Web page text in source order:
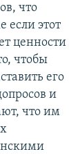
что
если этот
ценности
чтобы
его
и
что им